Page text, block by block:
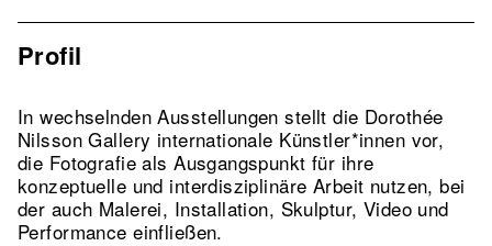
Profil
In wechselnden Ausstellungen stellt die Dorothée
Nilsson Gallery internationale Künstler*innen vor,
die Fotografie als Ausgangspunkt für ihre
konzeptuelle und interdisziplinäre Arbeit nutzen, bei
der auch Malerei, Installation, Skulptur, Video und
Performance einfließen.